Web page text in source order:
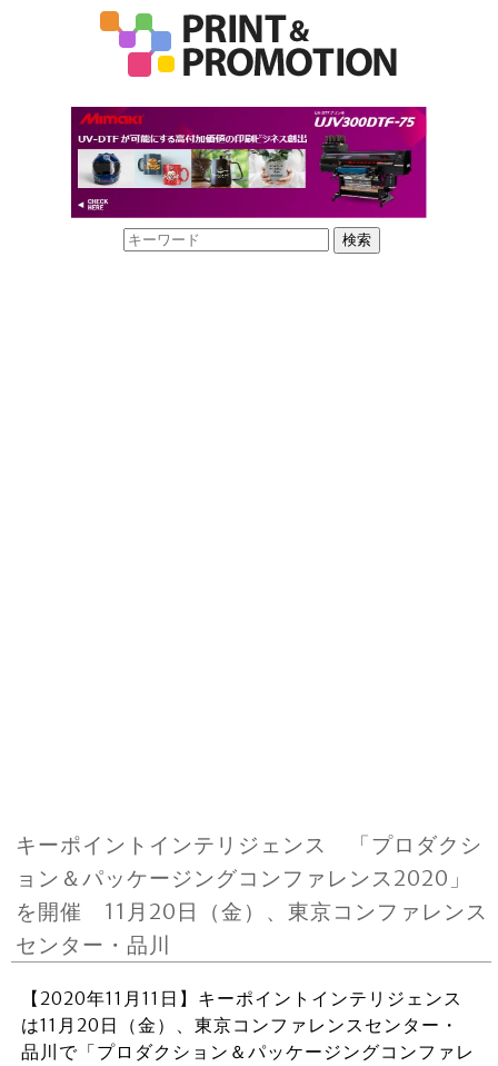
キーポイントインテリジェンス 「プロダクシ
ョン＆パッケージングコンファレンス2020」
を開催 11月20日（金）、東京コンファレンス
センター・品川
【2020年11月11日】キーポイントインテリジェンス
は11月20日（金）、東京コンファレンスセンター・
品川で「プロダクション＆パッケージングコンファレ